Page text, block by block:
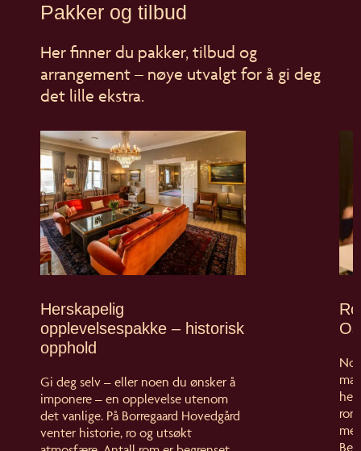
Pakker og tilbud
Her finner du pakker, tilbud og
arrangement – nøye utvalgt for å gi deg
det lille ekstra.
Herskapelig
opplevelsespakke – historisk
opphold
Gi deg selv – eller noen du ønsker å
imponere – en opplevelse utenom
det vanlige. På Borregaard Hovedgård
venter historie, ro og utsøkt